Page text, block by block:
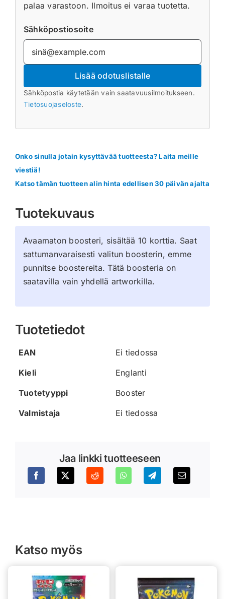
palaa varastoon. Ilmoitus ei varaa tuotetta.
Sähköpostiosoite
Lisää odotuslistalle
Sähköpostia käytetään vain saatavuusilmoitukseen.
Tietosuojaseloste.
Onko sinulla jotain kysyttävää tuotteesta? Laita meille
viestiä!
Katso tämän tuotteen alin hinta edellisen 30 päivän ajalta
Tuotekuvaus
Avaamaton boosteri, sisältää 10 korttia. Saat
sattumanvaraisesti valitun boosterin, emme
punnitse boostereita. Tätä boosteria on
saatavilla vain yhdellä artworkilla.
Tuotetiedot
EAN
Ei tiedossa
Kieli
Englanti
Tuotetyyppi
Booster
Valmistaja
Ei tiedossa
Jaa linkki tuotteeseen
Katso myös